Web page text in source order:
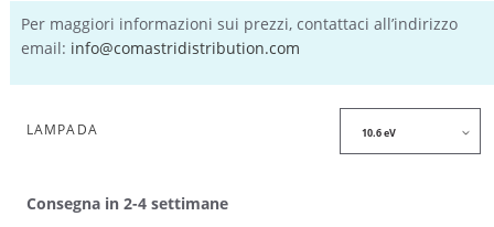
Per maggiori informazioni sui prezzi, contattaci all’indirizzo
email: info@comastridistribution.com
LAMPADA
Consegna in 2-4 settimane